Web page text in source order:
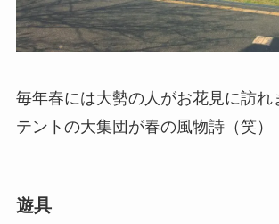
毎年春には大勢の人がお花見に訪れ
テントの大集団が春の風物詩（笑）
遊具